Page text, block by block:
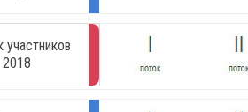
участников
2018